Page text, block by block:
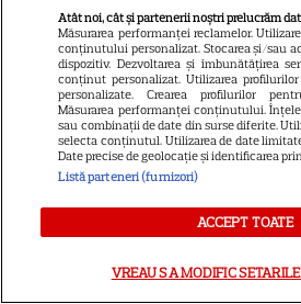
3
VEDETE
Marvel are
Panther.
Boseman
VEDETE
Ryan
Atât noi, cât și partenerii noștri prelucrăm
Măsurarea performanței reclamelor.
conținutului personalizat. Stocarea și/sau
dispozitiv. Dezvoltarea și îmbunătățirea
conținut personalizat. Utilizarea
personalizate. Crearea profilurilor
Măsurarea performanței conținutului.
sau combinații de date din surse diferite.
selecta conținutul. Utilizarea de date
Date precise de geolocație și identificarea
Listă parteneri (furnizori)
ACCEPT TOATE
VREAU SA MODIFIC